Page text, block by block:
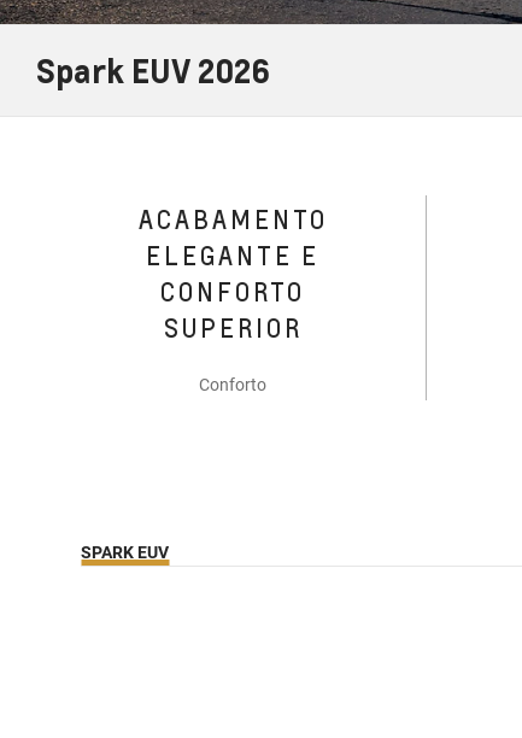
Spark EUV 2026
ACABAMENTO
ELEGANTE E
CONFORTO
SUPERIOR
Conforto
SPARK EUV